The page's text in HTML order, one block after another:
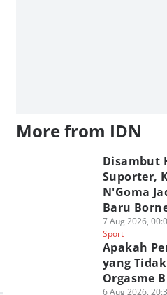
More from IDN
Disambut
Suporter,
N'Goma
Baru
7 Aug 2026,
Sport
Apakah
yang
Orgasme
6 Aug 2026,